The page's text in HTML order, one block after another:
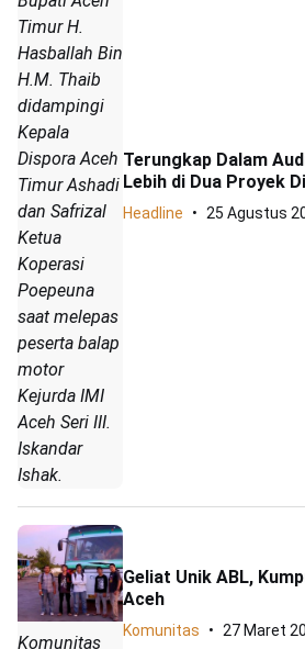
Timur H.
Hasballah Bin
H.M. Thaib
didampingi
Kepala
Dispora Aceh
Timur Ashadi
dan Safrizal
Ketua
Koperasi
Poepeuna
saat melepas
peserta balap
motor
Kejurda IMI
Aceh Seri III.
Iskandar
Ishak.
Terungkap Dalam
Lebih di Dua Proyek
Headline 25 Agustus
Komunitas
Geliat Unik ABL,
Aceh
Komunitas 27 Maret